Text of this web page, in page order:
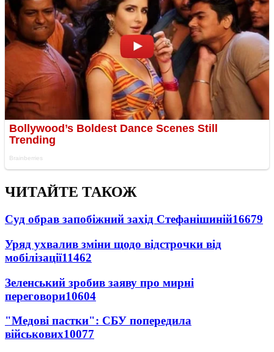
ЧИТАЙТЕ ТАКОЖ
Суд обрав запобіжний захід Стефанішиній16679
Уряд ухвалив зміни щодо відстрочки від
мобілізації11462
Зеленський зробив заяву про мирні
переговори10604
"Медові пастки": СБУ попередила
військових10077